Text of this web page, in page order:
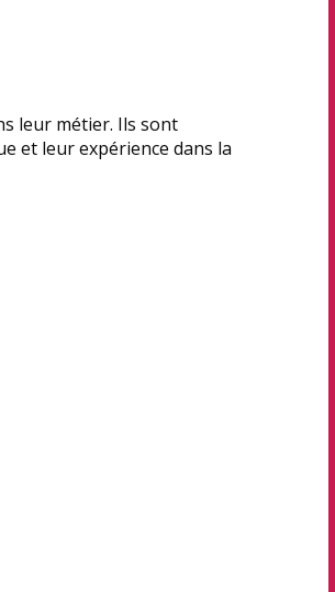
leur métier. Ils sont
et leur expérience dans la